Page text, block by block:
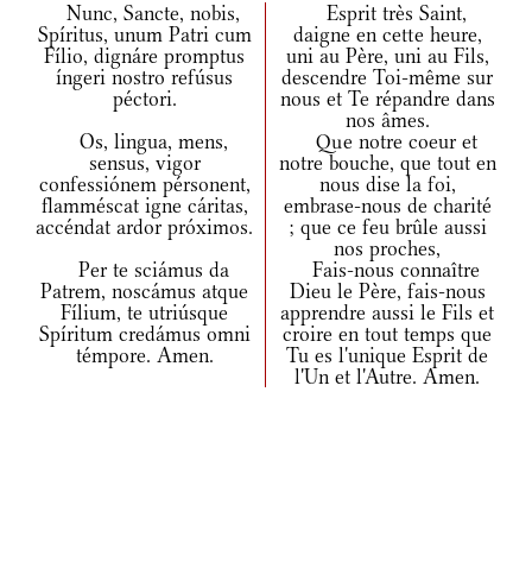
Nunc, Sancte, nobis,
Spíritus, unum Patri cum
Fílio, dignáre promptus
íngeri nostro refúsus
péctori.
Esprit très Saint,
daigne en cette heure,
uni au Père, uni au Fils,
descendre Toi-même sur
nous et Te répandre dans
nos âmes.
Os, lingua, mens,
sensus, vigor
confessiónem pérsonent,
flamméscat igne cáritas,
accéndat ardor próximos.
Que notre coeur et
notre bouche, que tout en
nous dise la foi,
embrase-nous de charité
; que ce feu brûle aussi
nos proches,
Per te sciámus da
Patrem, noscámus atque
Fílium, te utriúsque
Spíritum credámus omni
témpore. Amen.
Fais-nous connaître
Dieu le Père, fais-nous
apprendre aussi le Fils et
croire en tout temps que
Tu es l'unique Esprit de
l'Un et l'Autre. Amen.